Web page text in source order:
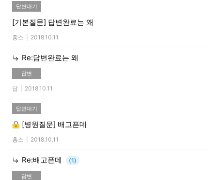
답변대기
[기본질문] 답변완료는 왜
홍스 2018.10.11
Re:답변완료는 왜
답변
답 2018.10.11
답변대기
[병원질문] 배고픈데
홍스 2018.10.11
Re:배고픈데 (1)
답변